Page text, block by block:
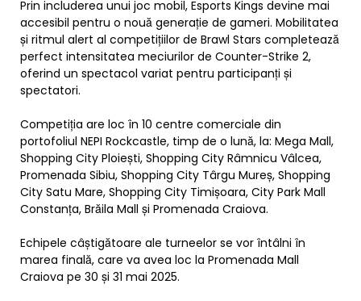
Prin includerea unui joc mobil, Esports Kings devine mai
accesibil pentru o nouă generație de gameri. Mobilitatea
și ritmul alert al competițiilor de Brawl Stars completează
perfect intensitatea meciurilor de Counter-Strike 2,
oferind un spectacol variat pentru participanți și
spectatori.
Competiția are loc în 10 centre comerciale din
portofoliul NEPI Rockcastle, timp de o lună, la: Mega Mall,
Shopping City Ploiești, Shopping City Râmnicu Vâlcea,
Promenada Sibiu, Shopping City Târgu Mureș, Shopping
City Satu Mare, Shopping City Timișoara, City Park Mall
Constanța, Brăila Mall și Promenada Craiova.
Echipele câștigătoare ale turneelor se vor întâlni în
marea finală, care va avea loc la Promenada Mall
Craiova pe 30 și 31 mai 2025.